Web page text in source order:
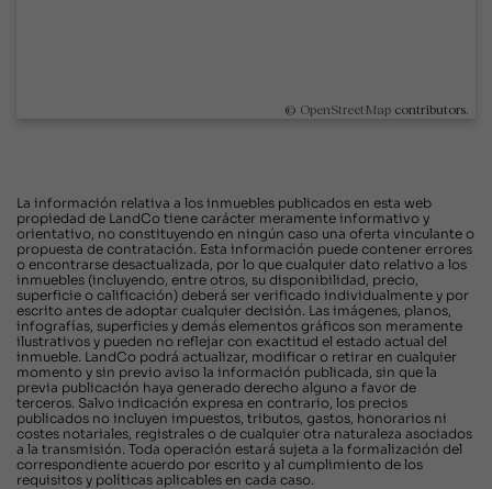
© OpenStreetMap contributors.
La información relativa a los inmuebles publicados en esta web
propiedad de LandCo tiene carácter meramente informativo y
orientativo, no constituyendo en ningún caso una oferta vinculante o
propuesta de contratación. Esta información puede contener errores
o encontrarse desactualizada, por lo que cualquier dato relativo a los
inmuebles (incluyendo, entre otros, su disponibilidad, precio,
superficie o calificación) deberá ser verificado individualmente y por
escrito antes de adoptar cualquier decisión. Las imágenes, planos,
infografías, superficies y demás elementos gráficos son meramente
ilustrativos y pueden no reflejar con exactitud el estado actual del
inmueble. LandCo podrá actualizar, modificar o retirar en cualquier
momento y sin previo aviso la información publicada, sin que la
previa publicación haya generado derecho alguno a favor de
terceros. Salvo indicación expresa en contrario, los precios
publicados no incluyen impuestos, tributos, gastos, honorarios ni
costes notariales, registrales o de cualquier otra naturaleza asociados
a la transmisión. Toda operación estará sujeta a la formalización del
correspondiente acuerdo por escrito y al cumplimiento de los
requisitos y políticas aplicables en cada caso.